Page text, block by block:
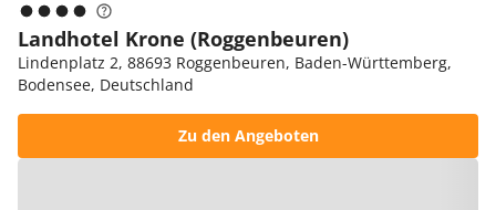
Landhotel Krone (Roggenbeuren)
Lindenplatz 2, 88693 Roggenbeuren, Baden-Württemberg,
Bodensee, Deutschland
Zu den Angeboten